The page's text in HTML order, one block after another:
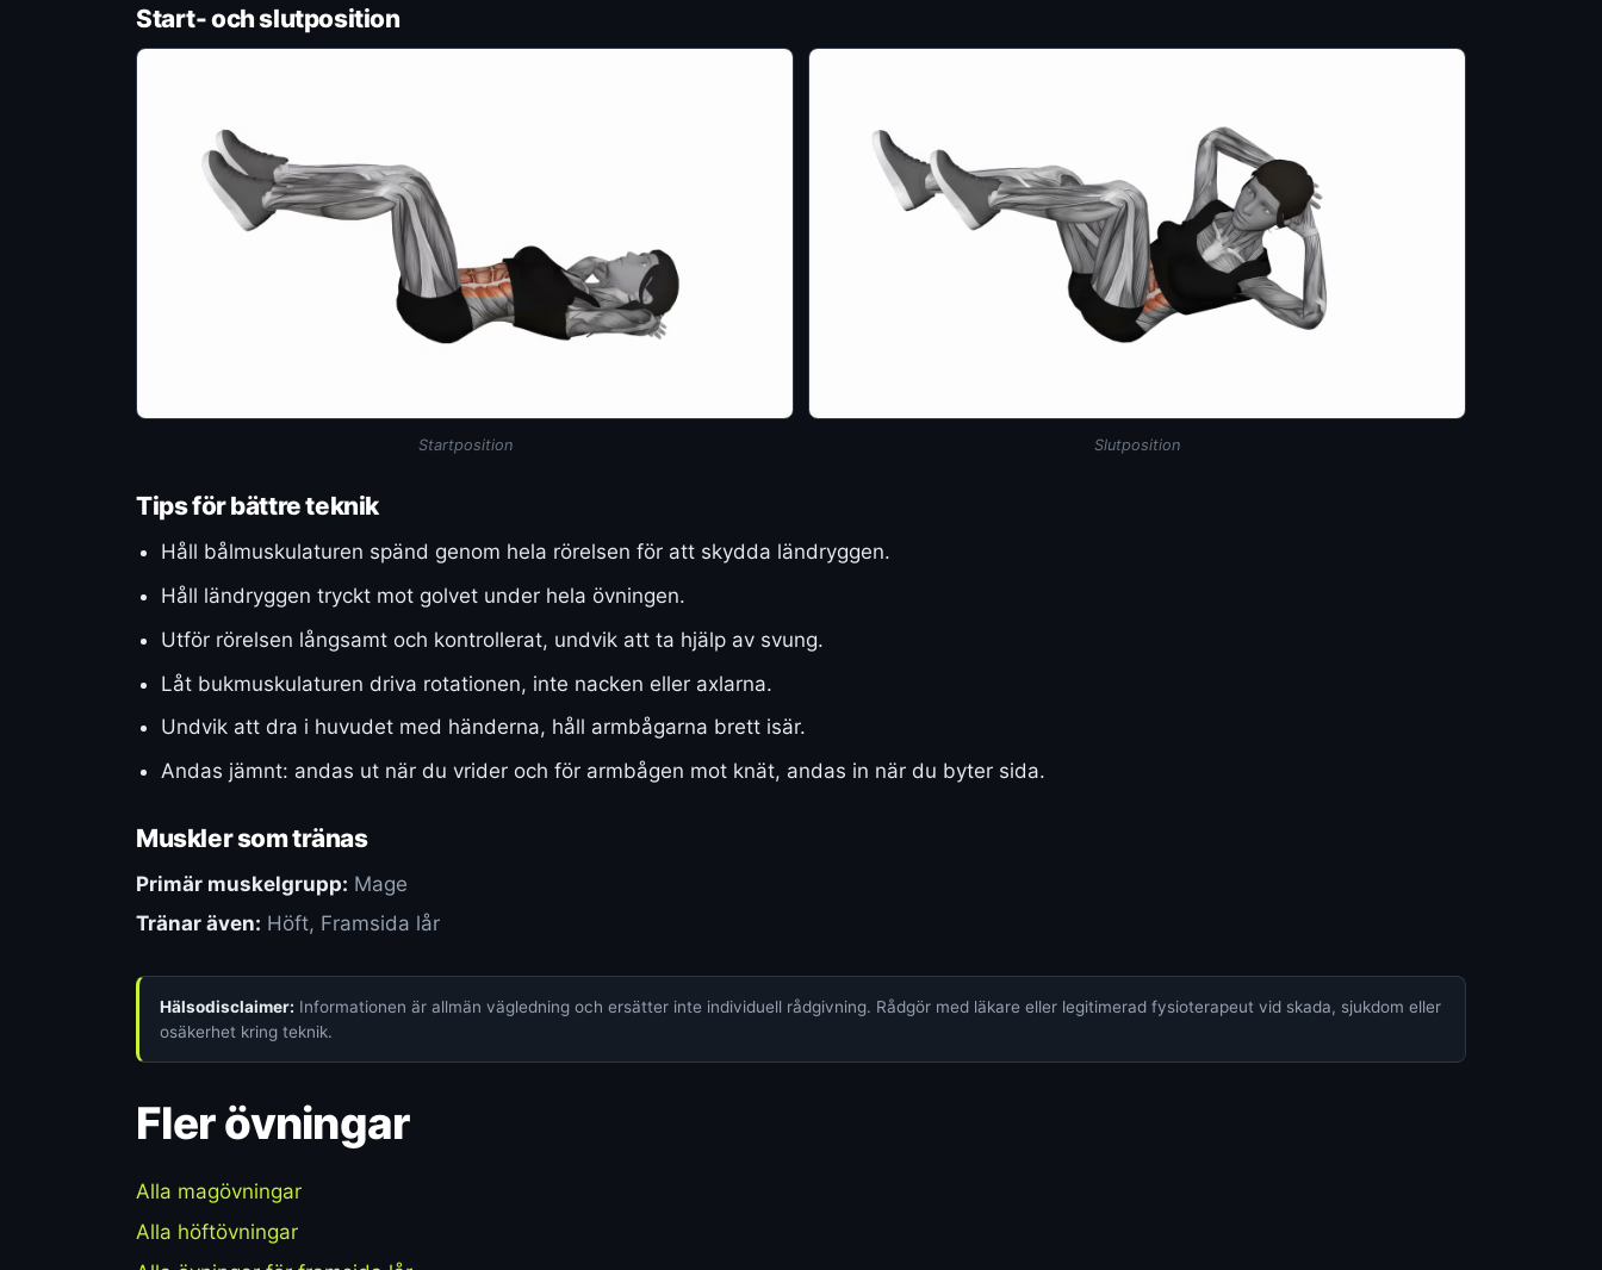
Start- och slutposition
Startposition Slutposition
Tips för bättre teknik
Håll bålmuskulaturen spänd genom hela rörelsen för att skydda ländryggen.
Håll ländryggen tryckt mot golvet under hela övningen.
Utför rörelsen långsamt och kontrollerat, undvik att ta hjälp av svung.
Låt bukmuskulaturen driva rotationen, inte nacken eller axlarna.
Undvik att dra i huvudet med händerna, håll armbågarna brett isär.
Andas jämnt: andas ut när du vrider och för armbågen mot knät, andas in när du byter sida.
Muskler som tränas
Primär muskelgrupp: Mage
Tränar även: Höft, Framsida lår
Hälsodisclaimer: Informationen är allmän vägledning och ersätter inte individuell rådgivning. Rådgör med läkare eller legitimerad fysioterapeut vid skada, sjukdom eller
osäkerhet kring teknik.
Fler övningar
Alla magövningar
Alla höftövningar